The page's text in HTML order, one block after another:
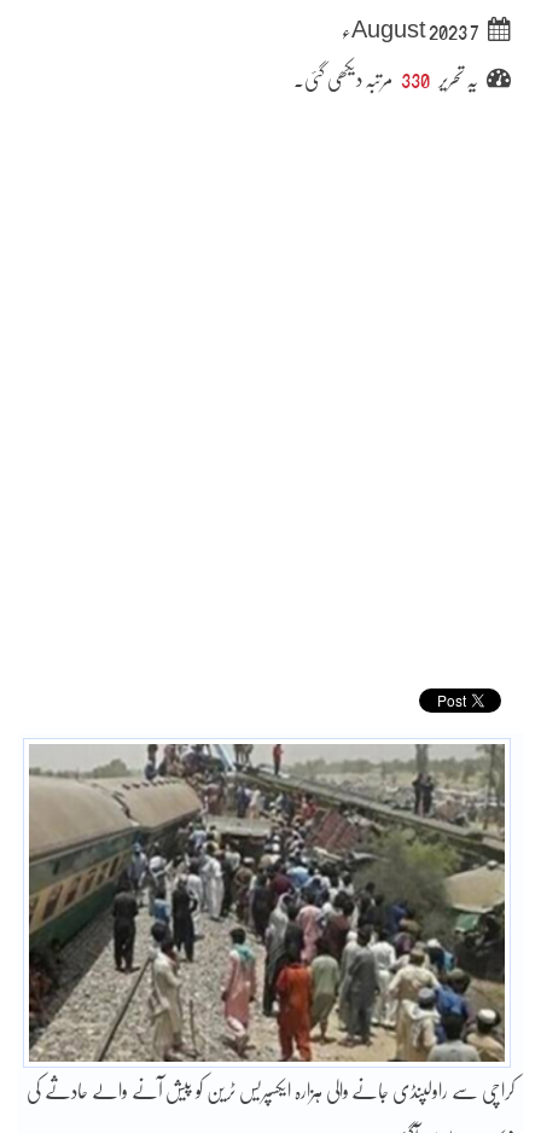
7 August 2023ء
یہ تحریر 330 مرتبہ دیکھی گئی۔
کراچی سے راولپنڈی جانے والی ہزارہ ایکسپریس ٹرین کو پیش آنے والے حادثے کی